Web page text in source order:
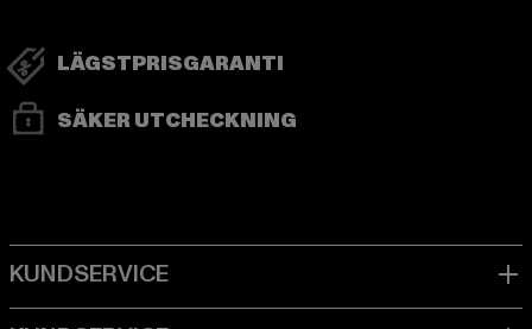
LÄGSTPRISGARANTI
SÄKER UTCHECKNING